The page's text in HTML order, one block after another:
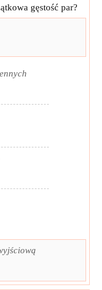
gęstość par?